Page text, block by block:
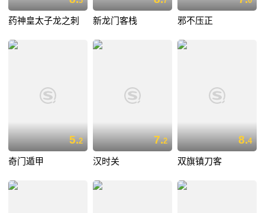
药神皇太子龙之刺 新龙门客栈 邪不压正
5.2
奇门遁甲
7.2
汉时关
8.4
双旗镇刀客